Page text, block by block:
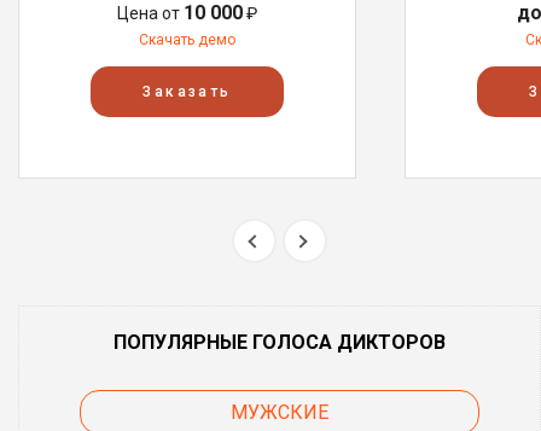
Цена от 10 000₽
Скачать демо
Заказать
ПОПУЛЯРНЫЕ ГОЛОСА ДИКТОРОВ
МУЖСКИЕ